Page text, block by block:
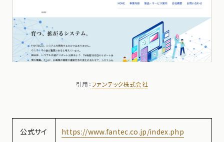
引用：ファンテック株式会社
公式サイ
https://www.fantec.co.jp/index.php